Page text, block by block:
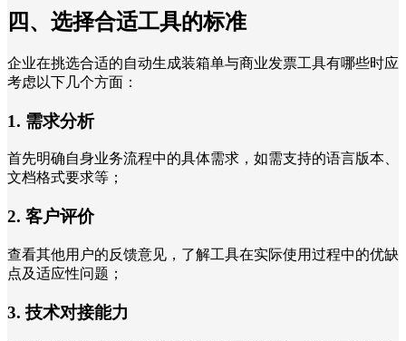
四、选择合适工具的标准
企业在挑选合适的自动生成装箱单与商业发票工具有哪些时应
考虑以下几个方面：
1. 需求分析
首先明确自身业务流程中的具体需求，如需支持的语言版本、
文档格式要求等；
2. 客户评价
查看其他用户的反馈意见，了解工具在实际使用过程中的优缺
点及适应性问题；
3. 技术对接能力